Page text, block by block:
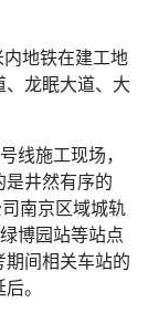
地铁在建工地
龙眠大道、大
施工现场，
井然有序的
南京区域城轨
博园站等站点
间相关车站的
。